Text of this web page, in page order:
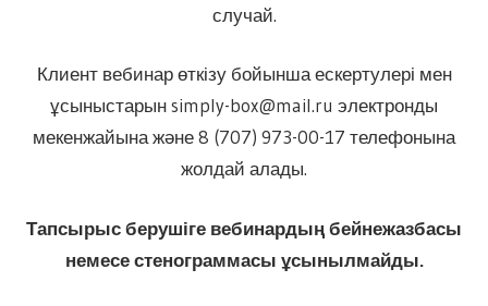
случай.
Клиент вебинар өткізу бойынша ескертулері мен
ұсыныстарын simply-box@mail.ru электронды
мекенжайына және 8 (707) 973-00-17 телефонына
жолдай алады.
Тапсырыс берушіге вебинардың бейнежазбасы
немесе стенограммасы ұсынылмайды.